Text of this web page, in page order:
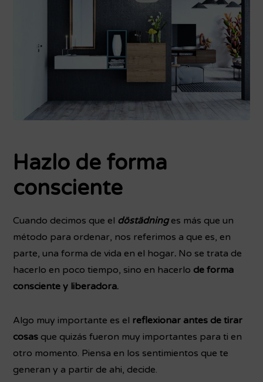
Hazlo de forma
consciente
Cuando decimos que el döstädning es más que un
método para ordenar, nos referimos a que es, en
parte, una forma de vida en el hogar. No se trata de
hacerlo en poco tiempo, sino en hacerlo de forma
consciente y liberadora.
Algo muy importante es el reflexionar antes de tirar
cosas que quizás fueron muy importantes para ti en
otro momento. Piensa en los sentimientos que te
generan y a partir de ahi, decide.